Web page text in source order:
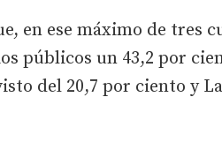
en ese máximo de tres
públicos un 43,2 por
del 20,7 por ciento y